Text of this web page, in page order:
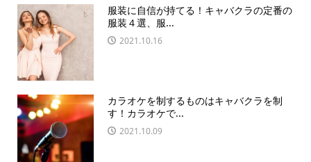
服装に自信が持てる！キャバクラの定番の
服装４選、服...
2021.10.16
カラオケを制するものはキャバクラを制
す！カラオケで...
2021.10.09